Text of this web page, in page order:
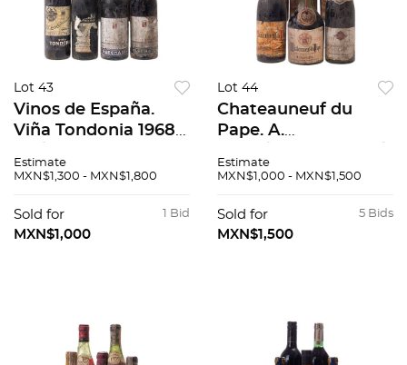
Lot 43
Vinos de España.
Viña Tondonia 1968
Especial 1944 (3) /
Romeral Gran Rva
Estimate
MXN$1,300 - MXN$1,800
1 Bid
Sold for
MXN$1,000
Lot 44
Chateauneuf du
Pape. A.
6 pzs.
Estimate
MXN$1,000 - MXN$1,500
5 Bids
Sold for
MXN$1,500